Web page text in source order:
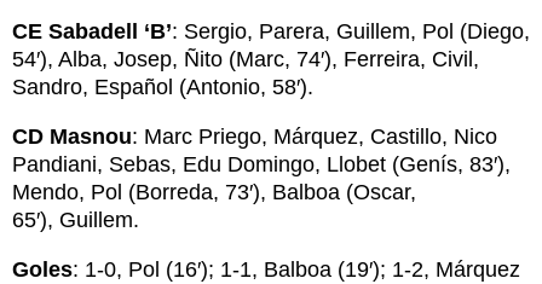
CE Sabadell ‘B’: Sergio, Parera, Guillem, Pol (Diego,
54′), Alba, Josep, Ñito (Marc, 74′), Ferreira, Civil,
Sandro, Español (Antonio, 58′).
CD Masnou: Marc Priego, Márquez, Castillo, Nico
Pandiani, Sebas, Edu Domingo, Llobet (Genís, 83′),
Mendo, Pol (Borreda, 73′), Balboa (Oscar,
65′), Guillem.
Goles: 1-0, Pol (16′); 1-1, Balboa (19′); 1-2, Márquez